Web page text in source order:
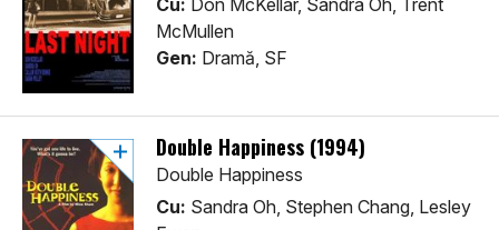
Cu: Don McKellar, Sandra Oh, Trent
McMullen
Gen: Dramă, SF
Double Happiness (1994)
Double Happiness
Cu: Sandra Oh, Stephen Chang, Lesley